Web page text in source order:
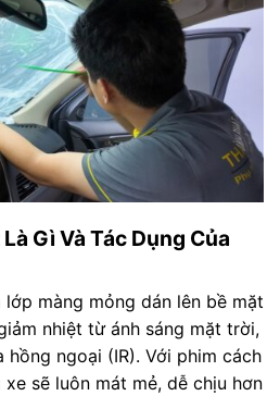
Gì Và Tác Dụng Của
lớp màng mỏng dán lên bề mặt
nhiệt từ ánh sáng mặt trời,
ngoại (IR). Với phim cách
sẽ luôn mát mẻ, dễ chịu hơn